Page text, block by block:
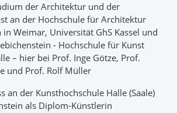
der Architektur und der
an der Hochschule für Architektur
in Weimar, Universität GhS Kassel und
- Hochschule für Kunst
– hier bei Prof. Inge Götze, Prof.
und Prof. Rolf Müller
an der Kunsthochschule Halle (Saale)
als Diplom-Künstlerin